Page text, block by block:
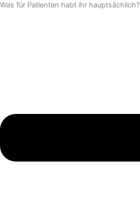
Was für Patienten habt ihr hauptsächlich?